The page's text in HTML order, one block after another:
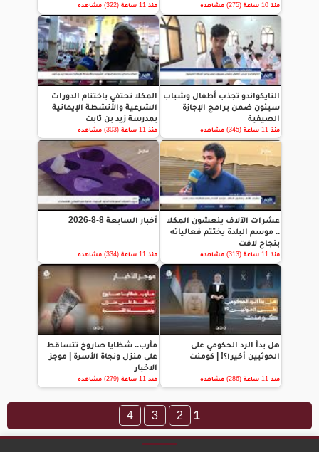
منذ 10 ساعة (275) مشاهده منذ 11 ساعة (322) مشاهده
التايكواندو تجذب أطفال وشباب
سيئون ضمن برامج الإجازة
الصيفية
منذ 11 ساعة (345) مشاهده
المكلا تحتفي باختتام الدورات
الشرعية والأنشطة الإيمانية
بمدرسة زيد بن ثابت
منذ 11 ساعة (303) مشاهده
عشرات الآلاف ينعشون المكلا
.. موسم البلدة يختتم فعالياته
بنجاح لافت
منذ 11 ساعة (313) مشاهده
أخبار السابعة 8-8-2026
منذ 11 ساعة (334) مشاهده
هل بدأ الرد الحكومي على
الحوثيين أخيرا؟! | كومنت
منذ 11 ساعة (286) مشاهده
مأرب.. شظايا صاروخ تتساقط
على منزل ونجاة الأسرة | موجز
الاخبار
منذ 11 ساعة (279) مشاهده
1
2
3
4